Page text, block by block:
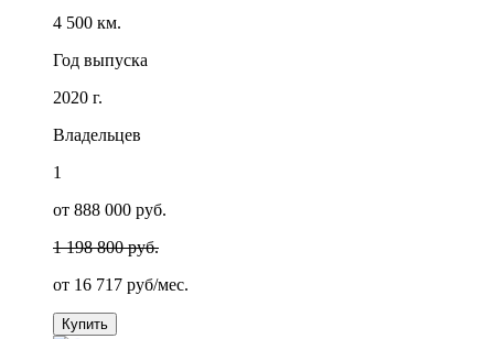
4 500 км.
Год выпуска
2020 г.
Владельцев
1
от 888 000 руб.
1 198 800 руб.
от 16 717 руб/мес.
Купить